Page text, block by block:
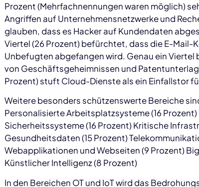
Prozent (Mehrfachnennungen waren möglich)
Angriffen auf Unternehmensnetzwerke und
glauben, dass es Hacker auf Kundendaten
Viertel (26 Prozent) befürchtet, dass die E-Mail-
Unbefugten abgefangen wird. Genau ein
von Geschäftsgeheimnissen und
Prozent) stuft Cloud-Dienste als ein Einfallstor
Weitere besonders schützenswerte Bereiche
Personalisierte Arbeitsplatzsysteme (16
Sicherheitssysteme (16 Prozent) Kritische
Gesundheitsdaten (15 Prozent)
Webapplikationen und Webseiten (9 Prozent)
Künstlicher Intelligenz (8 Prozent)
In den Bereichen OT und IoT wird das